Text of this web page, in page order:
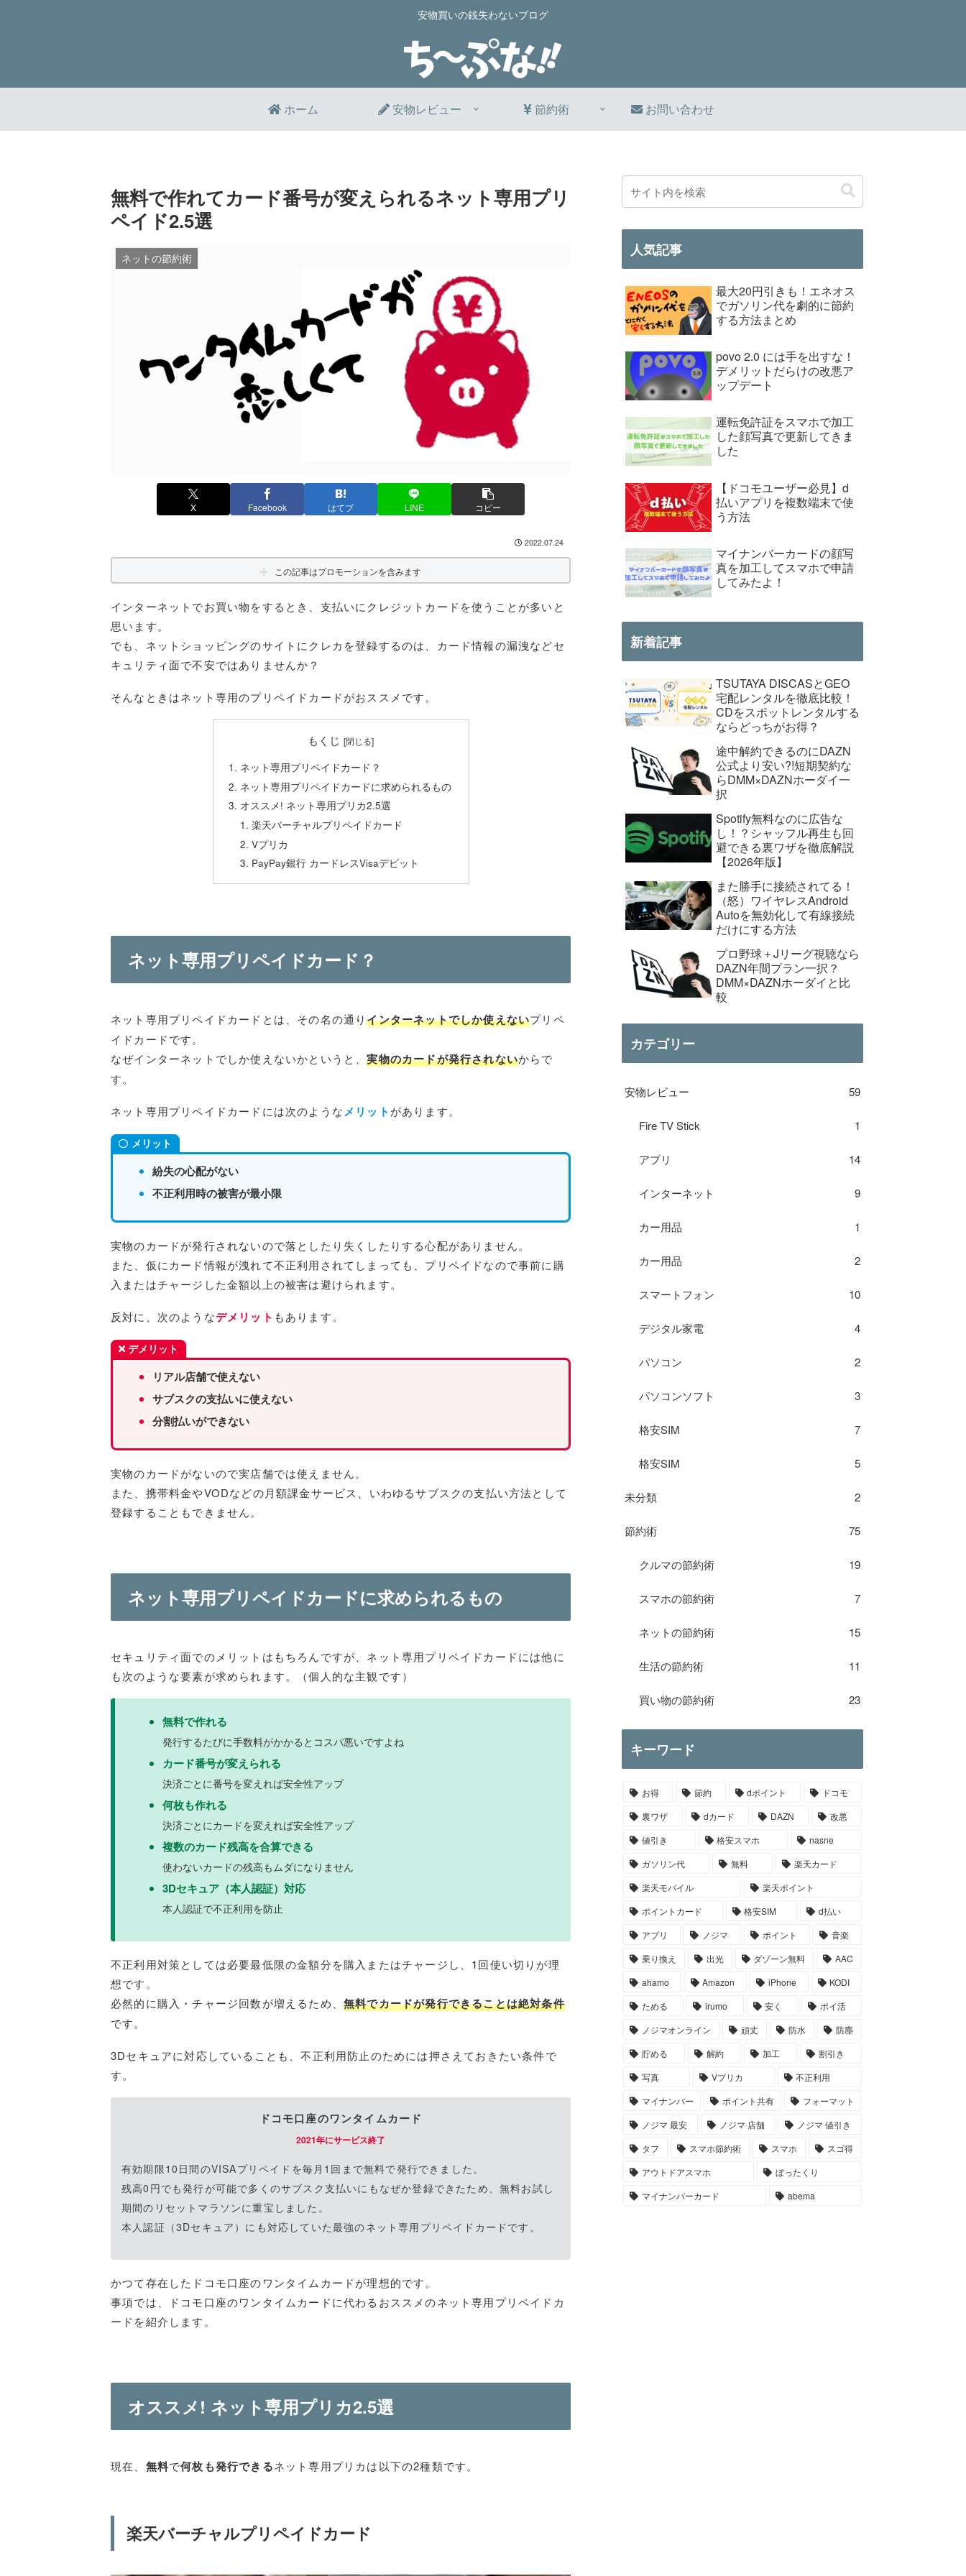
安物買いの銭失わないブログ
ホーム 安物レビュー 節約術 お問い合わせ
無料で作れてカード番号が変えられるネット専用プリ
ペイド2.5選
ネットの節約術
X Facebook はてブ LINE コピー
2022.07.24
この記事はプロモーションを含みます
インターネットでお買い物をするとき、支払いにクレジットカードを使うことが多いと
思います。
でも、ネットショッピングのサイトにクレカを登録するのは、カード情報の漏洩などセ
キュリティ面で不安ではありませんか？
そんなときはネット専用のプリペイドカードがおススメです。
もくじ
ネット専用プリペイドカード？
ネット専用プリペイドカードに求められるもの
オススメ! ネット専用プリカ2.5選
楽天バーチャルプリペイドカード
Vプリカ
PayPay銀行 カードレスVisaデビット
ネット専用プリペイドカード？
ネット専用プリペイドカードとは、その名の通りインターネットでしか使えないプリペ
イドカードです。
なぜインターネットでしか使えないかというと、実物のカードが発行されないからで
す。
ネット専用プリペイドカードには次のようなメリット があります。
メリット
紛失の心配がない
不正利用時の被害が最小限
実物のカードが発行されないので落としたり失くしたりする心配がありません。
また、仮にカード情報が洩れて不正利用されてしまっても、プリペイドなので事前に購
入またはチャージした金額以上の被害は避けられます。
反対に、次のようなデメリット もあります。
デメリット
リアル店舗で使えない
サブスクの支払いに使えない
分割払いができない
実物のカードがないので実店舗では使えません。
また、携帯料金やVODなどの月額課金サービス、いわゆるサブスクの支払い方法として
登録することもできません。
ネット専用プリペイドカードに求められるもの
セキュリティ面でのメリットはもちろんですが、ネット専用プリペイドカードには他に
も次のような要素が求められます。（個人的な主観です）
無料で作れる
発行するたびに手数料がかかるとコスパ悪いですよね
カード番号が変えられる
決済ごとに番号を変えれば安全性アップ
何枚も作れる
決済ごとにカードを変えれば安全性アップ
複数のカード残高を合算できる
使わないカードの残高もムダになりません
3Dセキュア（本人認証）対応
本人認証で不正利用を防止
不正利用対策としては必要最低限の金額分を購入またはチャージし、1回使い切りが理
想です。
必然的に購入・チャージ回数が増えるため、 無料でカードが発行できることは絶対条件
です。
3Dセキュアに対応していることも、不正利用防止のためには押さえておきたい条件で
す。
ドコモ口座のワンタイムカード
2021年にサービス終了
有効期限10日間のVISAプリペイドを毎月1回まで無料で発行できました。
残高0円でも発行が可能で多くのサブスク支払いにもなぜか登録できたため、無料お試し
期間のリセットマラソンに重宝しました。
本人認証（3Dセキュア）にも対応していた最強のネット専用プリペイドカードです。
かつて存在したドコモ口座のワンタイムカードが理想的です。
事項では、ドコモ口座のワンタイムカードに代わるおススメのネット専用プリペイドカ
ードを紹介します。
オススメ! ネット専用プリカ2.5選
現在、 無料で何枚も発行できるネット専用プリカは以下の2種類です。
楽天バーチャルプリペイドカード
人気記事
最大20円引きも！エネオス
でガソリン代を劇的に節約
する方法まとめ
povo 2.0 には手を出すな！
デメリットだらけの改悪ア
ップデート
運転免許証をスマホで加工
した顔写真で更新してきま
した
【ドコモユーザー必見】d
払いアプリを複数端末で使
う方法
マイナンバーカードの顔写
真を加工してスマホで申請
してみたよ！
新着記事
TSUTAYA DISCASとGEO
宅配レンタルを徹底比較！
CDをスポットレンタルする
ならどっちがお得？
途中解約できるのにDAZN
公式より安い?!短期契約な
らDMM×DAZNホーダイ一
択
Spotify無料なのに広告な
し！？シャッフル再生も回
避できる裏ワザを徹底解説
【2026年版】
また勝手に接続されてる！
（怒）ワイヤレスAndroid
Autoを無効化して有線接続
だけにする方法
プロ野球＋Jリーグ視聴なら
DAZN年間プラン一択？
DMM×DAZNホーダイと比
較
カテゴリー
安物レビュー 59
Fire TV Stick 1
アプリ 14
インターネット 9
カー用品 1
カー用品 2
スマートフォン 10
デジタル家電 4
パソコン 2
パソコンソフト 3
格安SIM 7
格安SIM 5
未分類 2
節約術 75
クルマの節約術 19
スマホの節約術 7
ネットの節約術 15
生活の節約術 11
買い物の節約術 23
キーワード
お得 節約 dポイント
ドコモ
裏ワザ
dカード DAZN
改悪
値引き
格安スマホ
nasne
ガソリン代
無料
楽天カード
楽天モバイル
楽天ポイント
ポイントカード
格安SIM
d払い
アプリ
ノジマ ポイント
音楽
乗り換え
出光 ダゾーン無料
AAC
ahamo
Amazon iPhone
KODI
ためる
irumo 安く
ポイ活
ノジマオンライン
頑丈 防水
防塵
貯める
解約 加工
割引き
写真
Vプリカ
不正利用
マイナンバー
ポイント共有
フォーマット
ノジマ 最安
ノジマ 店舗
ノジマ 値引き
タフ
スマホ節約術 スマホ
スゴ得
アウトドアスマホ
ぼったくり
マイナンバーカード
abema